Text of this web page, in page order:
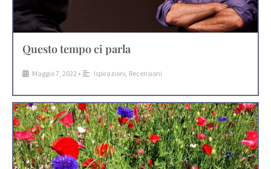
Questo tempo ci parla
Maggio 7, 2022 • Ispirazioni Recensioni